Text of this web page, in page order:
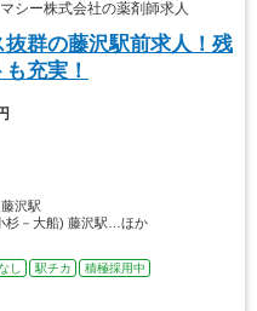
シー株式会社の薬剤師求人
抜群の藤沢駅前求人！残
充実！
沢駅
杉－大船) 藤沢駅…ほか
し 駅チカ
積極採用中